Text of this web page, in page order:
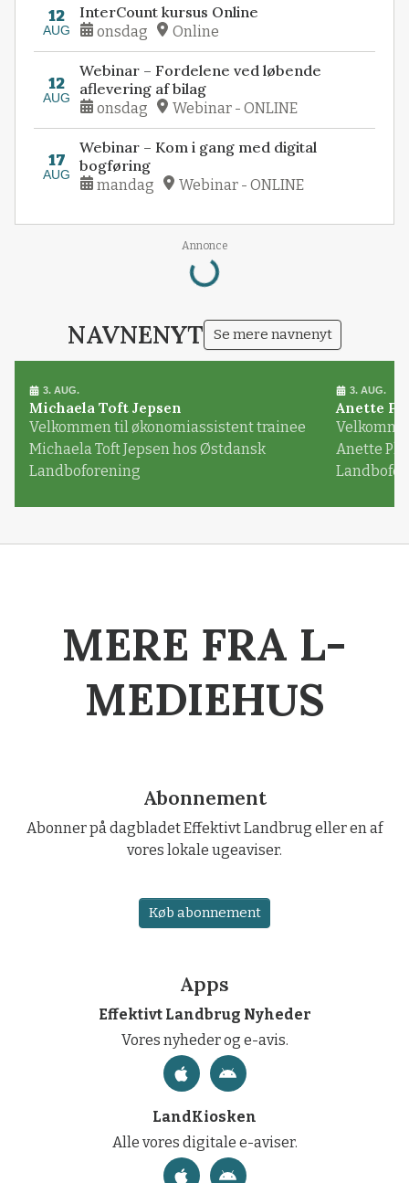
12
AUG
InterCount kursus Online
onsdag Online
12
AUG
Webinar – Fordelene ved løbende
aflevering af bilag
onsdag Webinar - ONLINE
17
AUG
Webinar – Kom i gang med digital
bogføring
mandag Webinar - ONLINE
Annonce
Loading...
NAVNENYT Se mere navnenyt
3. AUG.
Michaela Toft Jepsen
Velkommen til økonomiassistent trainee
Michaela Toft Jepsen hos Østdansk
Landboforening
3. AUG.
Anette
Anette
MERE FRA L-
MEDIEHUS
Abonnement
Abonner på dagbladet Effektivt Landbrug eller en af
vores lokale ugeaviser.
Køb abonnement
Apps
Effektivt Landbrug Nyheder
Vores nyheder og e-avis.
LandKiosken
Alle vores digitale e-aviser.